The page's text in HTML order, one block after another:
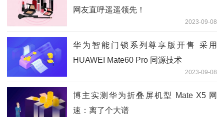
网友直呼遥遥领先！
2023-09-08
华为智能门锁系列尊享版开售 采用
HUAWEI Mate60 Pro 同源技术
2023-09-08
博主实测华为折叠屏机型 Mate X5 网
速：离了个大谱